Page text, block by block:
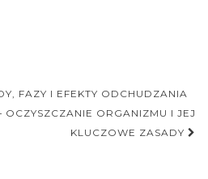
FAZY I EFEKTY ODCHUDZANIA
OCZYSZCZANIE ORGANIZMU I JEJ
KLUCZOWE ZASADY